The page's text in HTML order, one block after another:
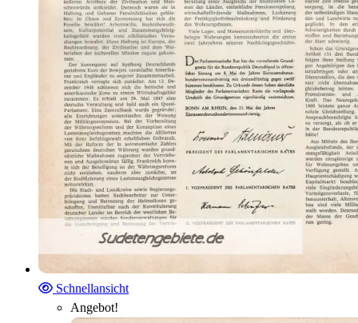
Schnellansicht
Angebot!